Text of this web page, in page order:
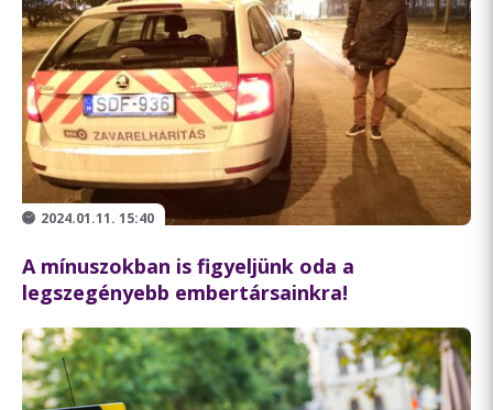
2024.01.11. 15:40
A mínuszokban is figyeljünk oda a
legszegényebb embertársainkra!